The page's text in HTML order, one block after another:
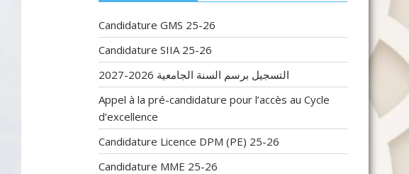
Candidature GMS 25-26
Candidature SIIA 25-26
التسجيل برسم السنة الجامعية 2026-2027
Appel à la pré-candidature pour l’accès au Cycle
d’excellence
Candidature Licence DPM (PE) 25-26
Candidature MME 25-26